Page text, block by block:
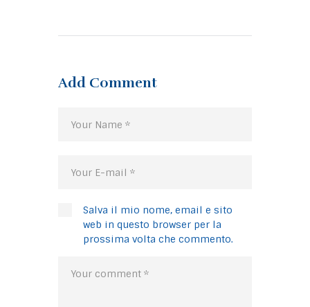
Add Comment
Salva il mio nome, email e sito
web in questo browser per la
prossima volta che commento.